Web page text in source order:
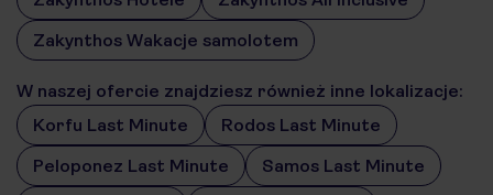
Zakynthos Wakacje samolotem
W naszej ofercie znajdziesz również inne lokalizacje:
Korfu Last Minute
Rodos Last Minute
Peloponez Last Minute
Samos Last Minute